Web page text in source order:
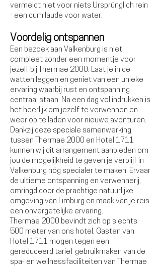
vermeldt niet voor niets Ursprünglich rein
- een cum laude voor water.
Voordelig ontspannen
Een bezoek aan Valkenburg is niet
compleet zonder een momentje voor
jezelf bij Thermae 2000. Laat je in de
watten leggen en geniet van een unieke
ervaring waarbij rust en ontspanning
centraal staan. Na een dag vol indrukken is
het heerlijk om jezelf te verwennen en
weer op te laden voor nieuwe avonturen.​
Dankzij deze speciale samenwerking
tussen Thermae 2000 en Hotel 1711
kunnen wij dit arrangement aanbieden om
jou de mogelijkheid te geven je verblijf in
Valkenburg nóg specialer te maken. Ervaar
de ultieme ontspanning en verwennerij,
omringd door de prachtige natuurlijke
omgeving van Limburg en maak van je reis
een onvergetelijke ervaring.​
Thermae 2000 bevindt zich op slechts
500 meter van ons hotel. Gasten van
Hotel 1711 mogen tegen een
gereduceerd tarief gebruikmaken van de
spa- en wellnessfaciliteiten van Thermae